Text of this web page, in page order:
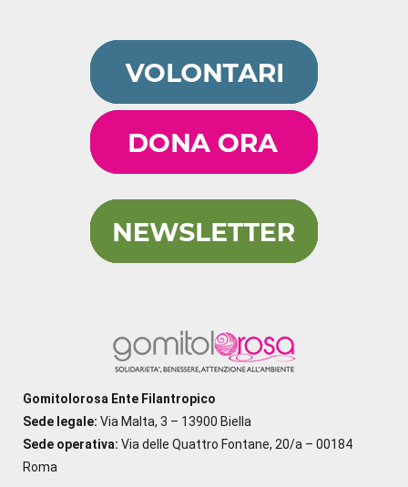
Gomitolorosa Ente Filantropico
Sede legale: Via Malta, 3 – 13900 Biella
Sede operativa: Via delle Quattro Fontane, 20/a – 00184
Roma